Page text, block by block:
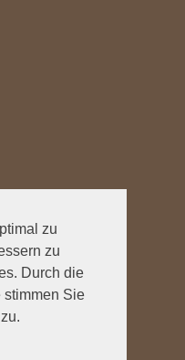
zu
zu
Durch die
stimmen Sie